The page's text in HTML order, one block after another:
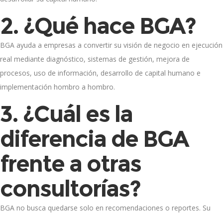
2. ¿Qué hace BGA?
BGA ayuda a empresas a convertir su visión de negocio en ejecución
real mediante diagnóstico, sistemas de gestión, mejora de
procesos, uso de información, desarrollo de capital humano e
implementación hombro a hombro.
3. ¿Cuál es la
diferencia de BGA
frente a otras
consultorías?
BGA no busca quedarse solo en recomendaciones o reportes. Su